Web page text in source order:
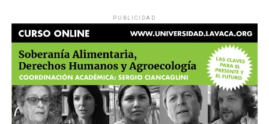
PUBLICIDAD